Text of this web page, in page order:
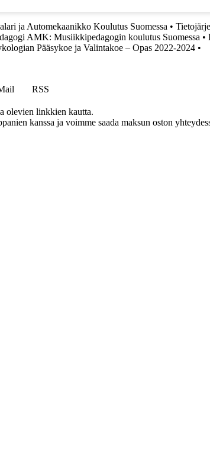
ja Automekaanikko Koulutus Suomessa •
AMK: Musiikkipedagogin koulutus Suomessa •
Pääsykoe ja Valintakoe – Opas 2022-2024 •
RSS
olevien linkkien kautta.
kanssa ja voimme saada maksun oston